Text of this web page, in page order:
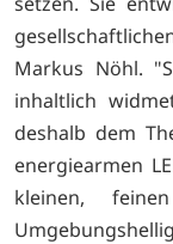
Markus Nöhl.
inhaltlich
deshalb dem
energiearmen
kleinen,